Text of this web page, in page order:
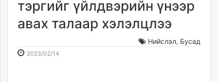
dorgio.mn
caak.mn
тэргийг үйлдвэрийн үнээр
авах талаар хэлэлцлээ
Нийслэл, Бусад
2023/02/14